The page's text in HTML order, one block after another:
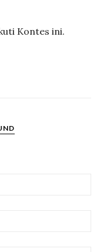
Kontes ini.